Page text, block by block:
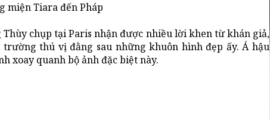
miện Tiara đến Pháp
chụp tại Paris nhận được nhiều lời khen từ khán giả,
thú vị đằng sau những khuôn hình đẹp ấy. Á hậu
xoay quanh bộ ảnh đặc biệt này.